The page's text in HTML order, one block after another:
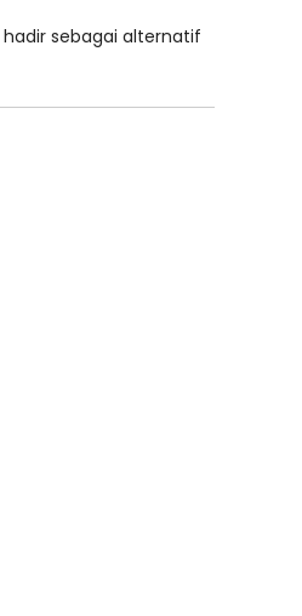
hadir sebagai alternatif